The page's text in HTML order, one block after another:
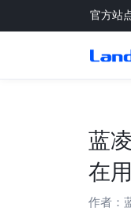
官方站
蓝
在用
作者：